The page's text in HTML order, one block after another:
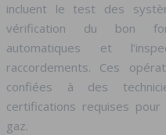
incluent le test des
vérification du bon
automatiques et
raccordements. Ces
confiées à des
certifications requises pour
gaz.